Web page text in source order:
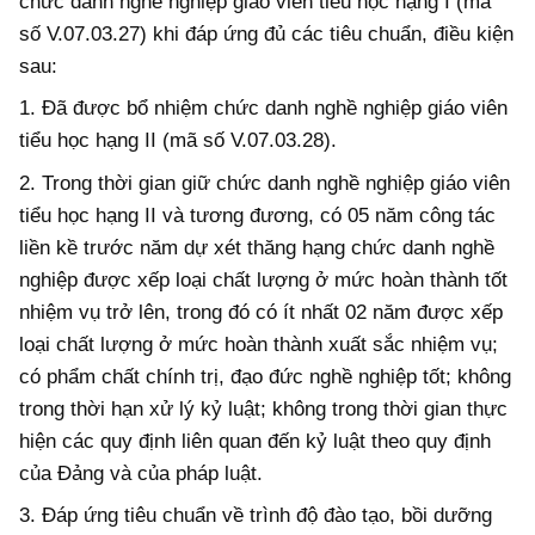
số V.07.03.27) khi đáp ứng đủ các tiêu chuẩn, điều kiện
sau:
1. Đã được bổ nhiệm chức danh nghề nghiệp giáo viên
tiểu học hạng II (mã số V.07.03.28).
2. Trong thời gian giữ chức danh nghề nghiệp giáo viên
tiểu học hạng II và tương đương, có 05 năm công tác
liền kề trước năm dự xét thăng hạng chức danh nghề
nghiệp được xếp loại chất lượng ở mức hoàn thành tốt
nhiệm vụ trở lên, trong đó có ít nhất 02 năm được xếp
loại chất lượng ở mức hoàn thành xuất sắc nhiệm vụ;
có phẩm chất chính trị, đạo đức nghề nghiệp tốt; không
trong thời hạn xử lý kỷ luật; không trong thời gian thực
hiện các quy định liên quan đến kỷ luật theo quy định
của Đảng và của pháp luật.
3. Đáp ứng tiêu chuẩn về trình độ đào tạo, bồi dưỡng